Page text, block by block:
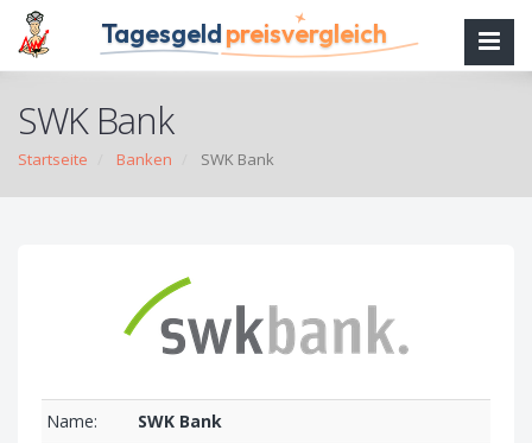
Tagesgeldpreisvergleich
SWK Bank
Startseite Banken SWK Bank
Name:
SWK Bank